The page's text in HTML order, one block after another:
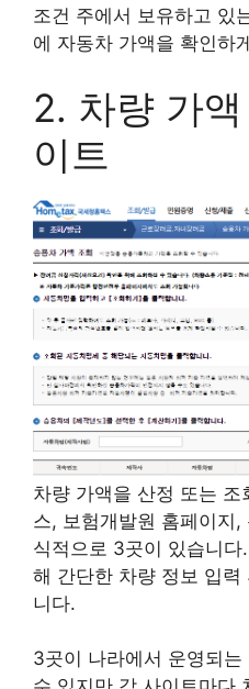
조건 주에서 보유하고 있
에 자동차 가액을 확인하
2. 차량 가
이트
차량 가액을 산정 또는 조
스, 보험개발원 홈페이지
식적으로 3곳이 있습니
해 간단한 차량 정보 입
니다.
3곳이 나라에서 운영되